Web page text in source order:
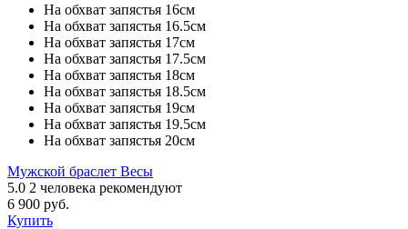
На обхват запястья 16см
На обхват запястья 16.5см
На обхват запястья 17см
На обхват запястья 17.5см
На обхват запястья 18см
На обхват запястья 18.5см
На обхват запястья 19см
На обхват запястья 19.5см
На обхват запястья 20см
Мужской браслет Весы
5.0 2 человека рекомендуют
6 900 руб.
Купить